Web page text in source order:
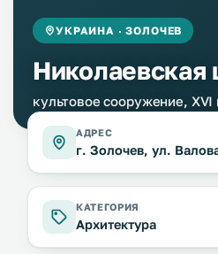
УКРАИНА · ЗОЛОЧЕВ
Николаевская
культовое сооружение, XVІ
АДРЕС
г. Золочев, ул.
КАТЕГОРИЯ
Архитектура